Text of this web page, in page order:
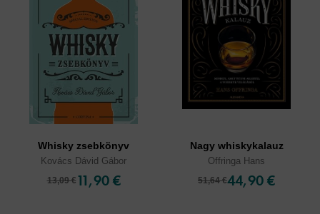
Whisky zsebkönyv
Kovács Dávid Gábor
13,09 € 11,90 €
Nagy whiskykalauz
Offringa Hans
51,64 €44,90 €